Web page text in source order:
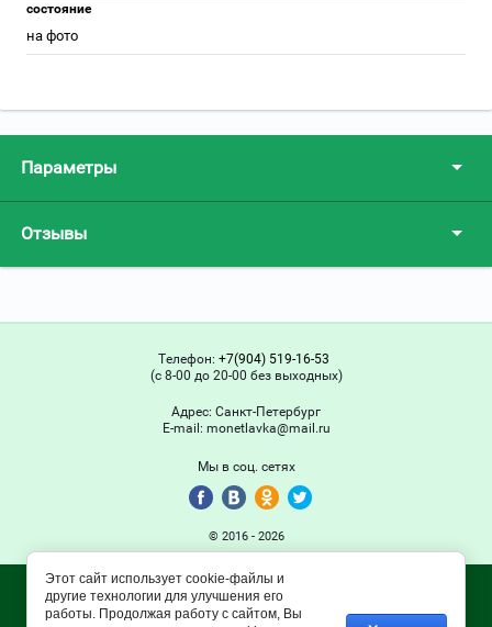
состояние
на фото
Параметры
Отзывы
Телефон: +7(904) 519-16-53
(с 8-00 до 20-00 без выходных)
Адрес: Санкт-Петербург
Е-mail: monetlavka@mail.ru
Мы в соц. сетях
© 2016 - 2026
Этот сайт использует cookie-файлы и
другие технологии для улучшения его
работы. Продолжая работу с сайтом, Вы